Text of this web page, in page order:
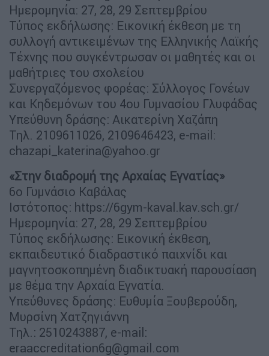
Ημερομηνία: 27, 28, 29 Σεπτεμβρίου
Τύπος εκδήλωσης: Εικονική έκθεση με τη
συλλογή αντικειμένων της Ελληνικής Λαϊκής
Τέχνης που συγκέντρωσαν οι μαθητές και οι
μαθήτριες του σχολείου
Συνεργαζόμενος φορέας: Σύλλογος Γονέων
και Κηδεμόνων του 4ου Γυμνασίου Γλυφάδας
Υπεύθυνη δράσης: Αικατερίνη Χαζάπη
Τηλ. 2109611026, 2109646423, e-mail:
chazapi_katerina@yahoo.gr
«Στην διαδρομή της Αρχαίας Εγνατίας»
6ο Γυμνάσιο Καβάλας
Ιστότοπος: https://6gym-kaval.kav.sch.gr/
Ημερομηνία: 27, 28, 29 Σεπτεμβρίου
Τύπος εκδήλωσης: Εικονική έκθεση,
εκπαιδευτικό διαδραστικό παιχνίδι και
μαγνητοσκοπημένη διαδικτυακή παρουσίαση
με θέμα την Αρχαία Εγνατία.
Υπεύθυνες δράσης: Ευθυμία Ξουβερούδη,
Μυρσίνη Χατζηγιάννη
Τηλ.: 2510243887, e-mail:
eraaccreditation6g@gmail.com